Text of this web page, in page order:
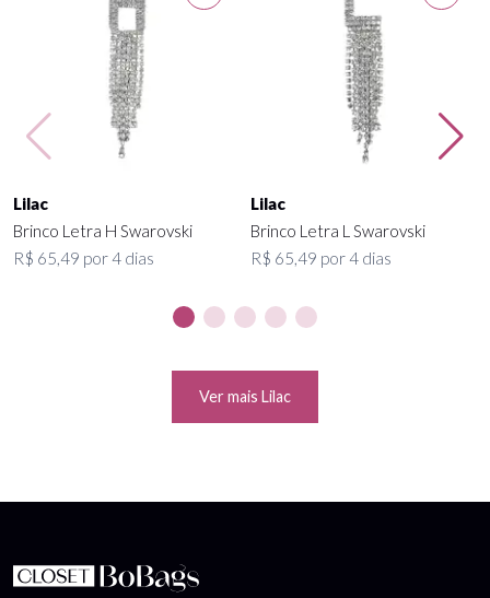
Lilac
Brinco Letra H Swarovski
R$ 65,49 por 4 dias
Lilac
Brinco Letra L Swarovski
R$ 65,49 por 4 dias
Ver mais Lilac